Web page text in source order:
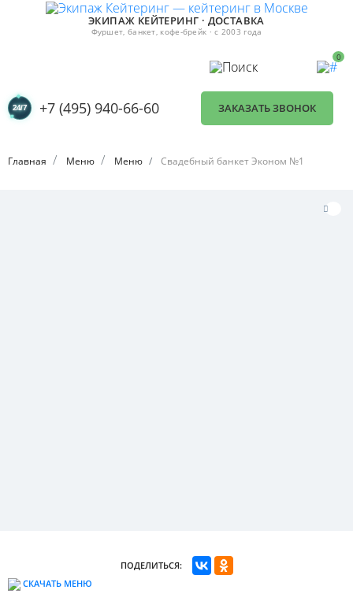
ЭКИПАЖ КЕЙТЕРИНГ · ДОСТАВКА
Фуршет, банкет, кофе-брейк · с 2003 года
0
+7 (495) 940-66-60 ЗАКАЗАТЬ ЗВОНОК
Главная Меню Меню Свадебный банкет Эконом №1
ПОДЕЛИТЬСЯ:
СКАЧАТЬ МЕНЮ